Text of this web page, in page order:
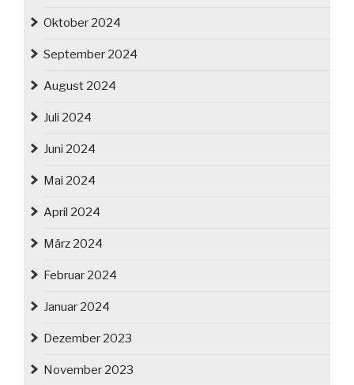
Oktober 2024
September 2024
August 2024
Juli 2024
Juni 2024
Mai 2024
April 2024
März 2024
Februar 2024
Januar 2024
Dezember 2023
November 2023